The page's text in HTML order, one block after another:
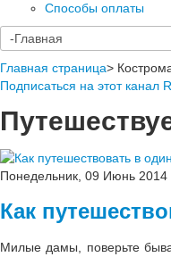
Способы оплаты
Главная страница>
Подписаться на этот канал
Понедельник, 09 Июнь 2014
Как
Милые дамы, поверьте